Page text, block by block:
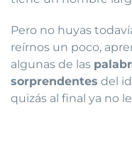
Pero no huyas
reírnos un poco,
algunas de las
sorprendentes del
quizás al final ya no